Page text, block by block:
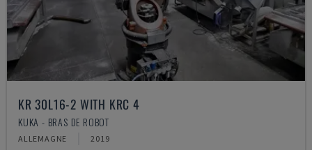
KR 30L16-2 WITH KRC 4
KUKA - BRAS DE ROBOT
ALLEMAGNE 2019